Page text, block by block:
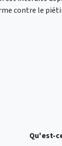
contre le
Qu'est-